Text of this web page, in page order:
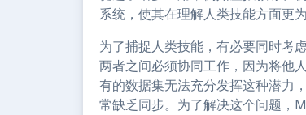
系统，使其在理解人类技能方面更为
为了捕捉人类技能，有必要同时考
两者之间必须协同工作，因为将他
有的数据集无法充分发挥这种潜力
常缺乏同步。为了解决这个问题，